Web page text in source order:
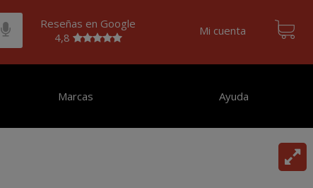
Reseñas en Google
4,8
Mi cuenta
Marcas Ayuda